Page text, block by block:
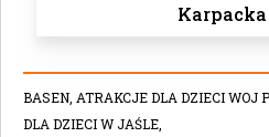
Karpacka
BASEN, ATRAKCJE DLA DZIECI WOJ
DLA DZIECI W JAŚLE,